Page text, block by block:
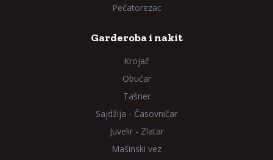
Pečatorezac
Garderoba i nakit
Krojač
Obućar
Tašner
Sajdžija - Časovničar
Juvelir - Zlatar
Mašinski vez